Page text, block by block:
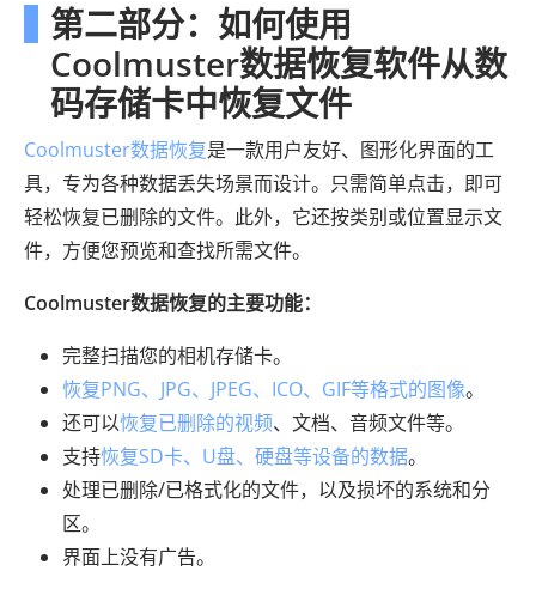
第二部分：如何使用
Coolmuster数据恢复软件从数
码存储卡中恢复文件
Coolmuster数据恢复是一款用户友好、图形化界面的工
具，专为各种数据丢失场景而设计。只需简单点击，即可
轻松恢复已删除的文件。此外，它还按类别或位置显示文
件，方便您预览和查找所需文件。
Coolmuster数据恢复的主要功能：
完整扫描您的相机存储卡。
恢复PNG、JPG、JPEG、ICO、GIF等格式的图像。
还可以恢复已删除的视频、文档、音频文件等。
支持恢复SD卡、U盘、硬盘等设备的数据。
处理已删除/已格式化的文件，以及损坏的系统和分
区。
界面上没有广告。